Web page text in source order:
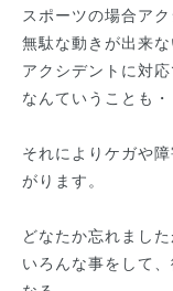
スポーツの場合ア
無駄な動きが出来
アクシデントに対
なんていうことも・
それによりケガや
がります。
どなたか忘れまし
いろんな事をして